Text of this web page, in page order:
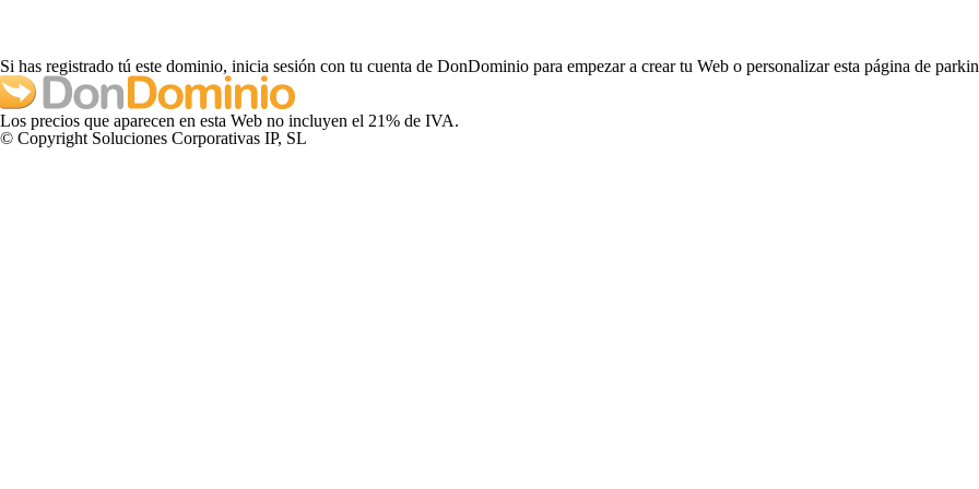
Si has registrado tú este dominio, inicia sesión con tu cuenta de DonDominio para empezar a crear tu Web o personalizar esta página de
Los precios que aparecen en esta Web no incluyen el 21% de IVA.
© Copyright Soluciones Corporativas IP, SL